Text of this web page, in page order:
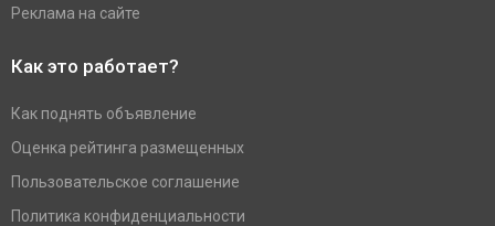
Реклама на сайте
Как это работает?
Как поднять объявление
Оценка рейтинга размещенных
Пользовательское соглашение
Политика конфиденциальности